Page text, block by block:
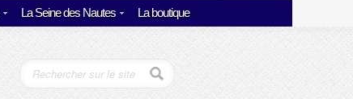
La Seine des Nautes La boutique